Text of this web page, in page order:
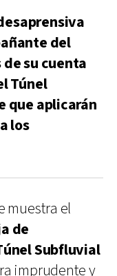
del
su cuenta
Túnel
que aplicarán
los
muestra el
de
Subfluvial
imprudente y